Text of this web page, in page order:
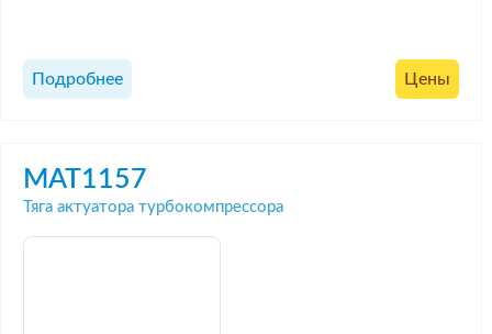
Подробнее Цены
MAT1157
Тяга актуатора турбокомпрессора